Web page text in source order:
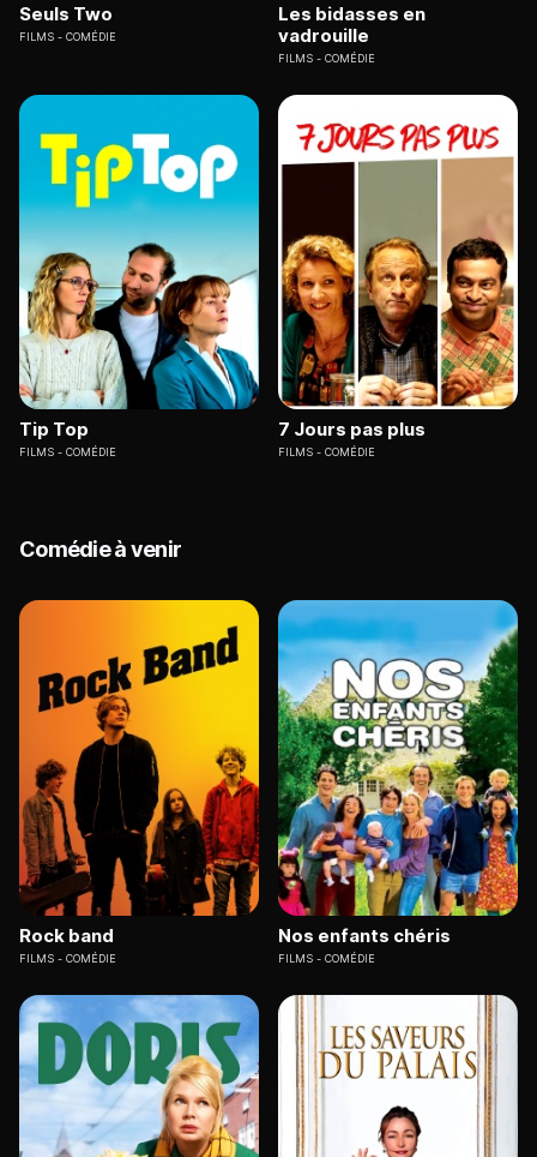
Seuls Two
FILMS COMÉDIE
Les bidasses en
vadrouille
FILMS COMÉDIE
Tip Top
FILMS COMÉDIE
7 Jours pas plus
FILMS COMÉDIE
Comédie à venir
Rock band
FILMS COMÉDIE
Nos enfants chéris
FILMS COMÉDIE